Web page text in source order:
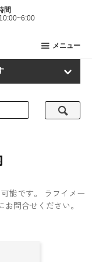
間
メニュー
能です。
ラフイメー
問合せください。